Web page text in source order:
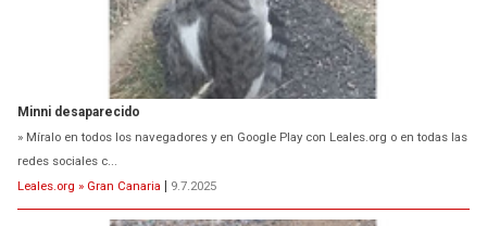
Minni desaparecido
» Míralo en todos los navegadores y en Google Play con Leales.org o en todas las
redes sociales c...
Leales.org » Gran Canaria
9.7.2025